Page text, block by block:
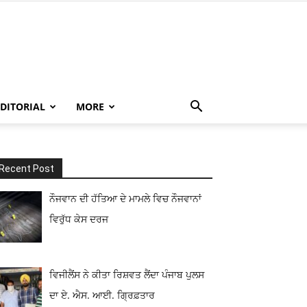
MORE
Recent Post
ਨੌਜਵਾਨ ਦੀ ਹੱਤਿਆ ਦੇ ਮਾਮਲੇ ਵਿਚ ਨੌਜਵਾਨਾਂ
ਵਿਰੁੱਧ ਕੇਸ ਦਰਜ
ਵਿਜੀਲੈਂਸ ਨੇ ਕੀਤਾ ਰਿਸ਼ਵਤ ਲੈਂਦਾ ਪੰਜਾਬ ਪੁਲਸ
ਦਾ ਏ. ਐਸ. ਆਈ. ਗ੍ਰਿਫ਼ਤਾਰ